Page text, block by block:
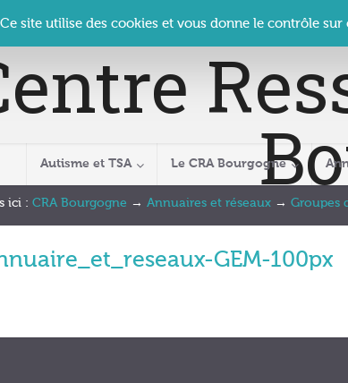
Contact Se connecter | CRA Bourgogne – Le Clos des
Autisme et TSA Le CRA Bourgogne
ici : CRA Bourgogne → Annuaires et réseaux → Groupes
GEM-100px
Ce site utilise des cookies et vous donne le contrôle